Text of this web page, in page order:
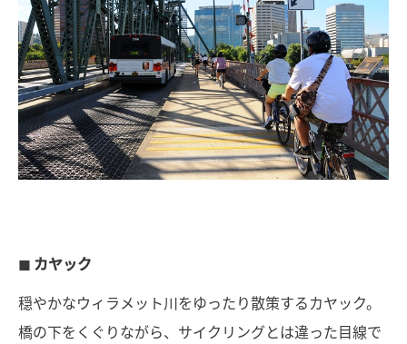
◼︎ カヤック
穏やかなウィラメット川をゆったり散策するカヤック。
橋の下をくぐりながら、サイクリングとは違った目線で